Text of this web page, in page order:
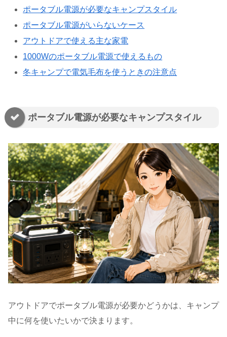
ポータブル電源が必要なキャンプスタイル
ポータブル電源がいらないケース
アウトドアで使える主な家電
1000Wのポータブル電源で使えるもの
冬キャンプで電気毛布を使うときの注意点
ポータブル電源が必要なキャンプスタイル
アウトドアでポータブル電源が必要かどうかは、キャンプ
中に何を使いたいかで決まります。